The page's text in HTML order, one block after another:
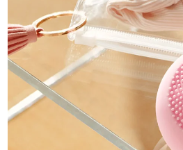
LUNA™ 4 mini
For young skin, T-
LUNA™ 4 go
For travel or gym
面部提拉护理
Premium anti-
BEAR™ 设备
All premium facelift
UFO™ 3 mini
Red light therapy
UFO™ 3 go
Portable red light
issa™ 4 smile
Hybrid silicone
issa™ 4 baby
For ages 0-3
FAQ™ 101
Clinical anti-aging
FAQ™ 102
Advanced clinical
FAQ™ 201
LED mask
FAQ™ 202
LED mask
生发
FAQ™ 301
LED hair
肌
FAQ™ 501
Full-Spectrum
NEW
中国
哥伦比亚
克罗地亚
塞浦路斯